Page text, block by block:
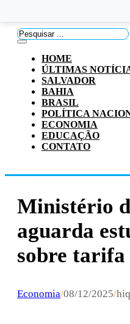
Pesquisar
...
HOME
ÚLTIMAS
SALVADOR
BAHIA
BRASIL
POLÍTICA
ECONOMIA
EDUCAÇÃO
CONTATO
Ministério
aguarda
sobre tarifa
Economia/08/12/2025/